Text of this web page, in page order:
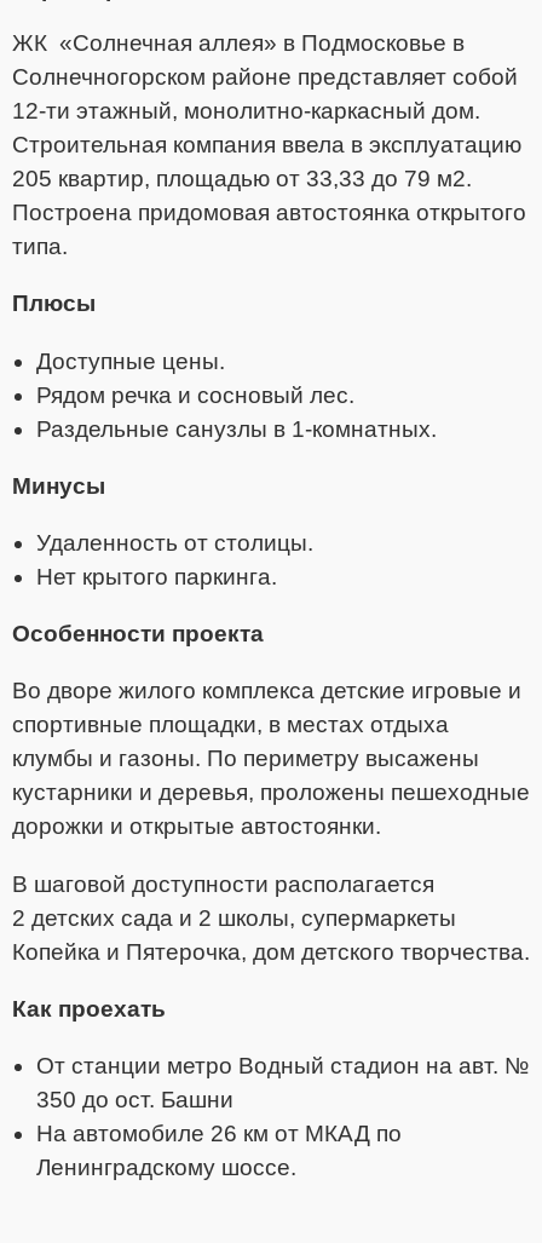
ЖК «Солнечная аллея» в Подмосковье в
Солнечногорском районе представляет собой
12-ти этажный, монолитно-каркасный дом.
Строительная компания ввела в эксплуатацию
205 квартир, площадью от 33,33 до 79 м2.
Построена придомовая автостоянка открытого
типа.
Плюсы
Доступные цены.
Рядом речка и сосновый лес.
Раздельные санузлы в 1-комнатных.
Минусы
Удаленность от столицы.
Нет крытого паркинга.
Особенности проекта
Во дворе жилого комплекса детские игровые и
спортивные площадки, в местах отдыха
клумбы и газоны. По периметру высажены
кустарники и деревья, проложены пешеходные
дорожки и открытые автостоянки.
В шаговой доступности располагается
2 детских сада и 2 школы, супермаркеты
Копейка и Пятерочка, дом детского творчества.
Как проехать
От станции метро Водный стадион на авт. №
350 до ост. Башни
На автомобиле 26 км от МКАД по
Ленинградскому шоссе.